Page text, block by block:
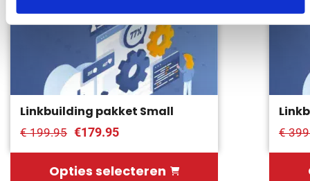
Linkbuilding pakket Small
€ 199.95 €179.95
Opties selecteren
€